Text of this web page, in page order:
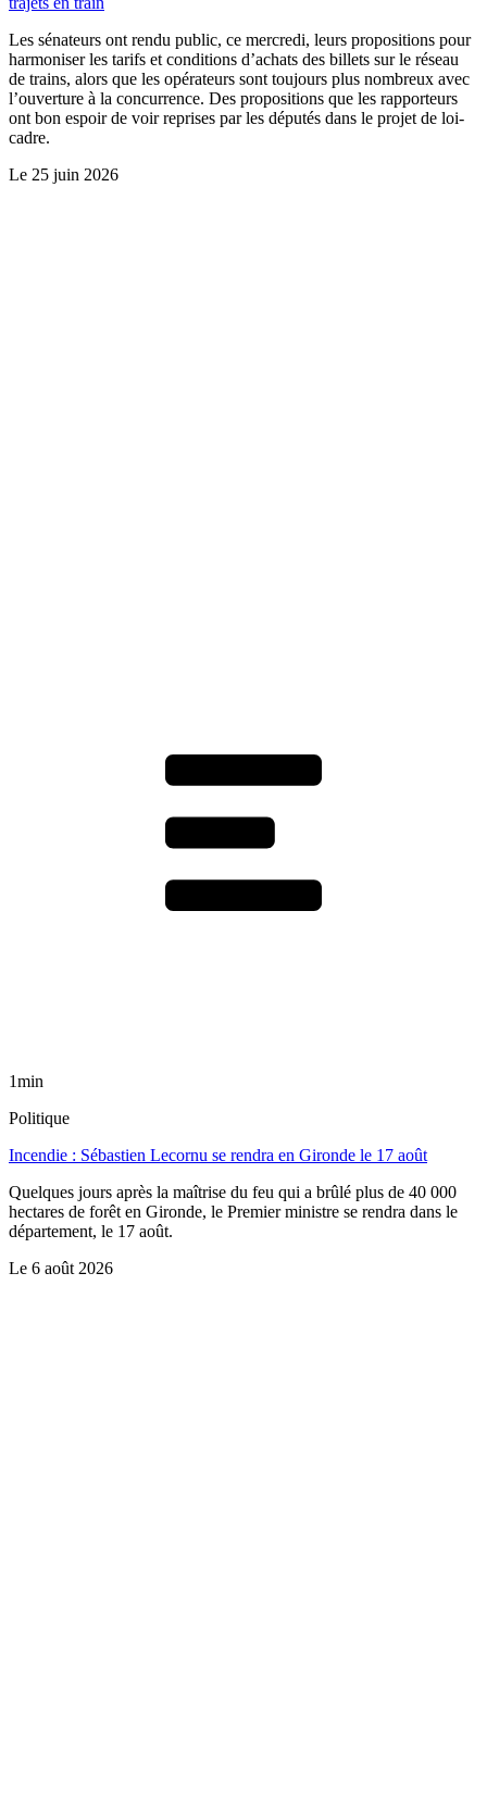
Les sénateurs ont rendu public, ce mercredi, leurs propositions pour
harmoniser les tarifs et conditions d’achats des billets sur le réseau
de trains, alors que les opérateurs sont toujours plus nombreux avec
l’ouverture à la concurrence. Des propositions que les rapporteurs
ont bon espoir de voir reprises par les députés dans le projet de loi-
cadre.
Le 25 juin 2026
1min
Politique
Incendie : Sébastien Lecornu se rendra en Gironde le 17 août
Quelques jours après la maîtrise du feu qui a brûlé plus de 40 000
hectares de forêt en Gironde, le Premier ministre se rendra dans le
département, le 17 août.
Le 6 août 2026